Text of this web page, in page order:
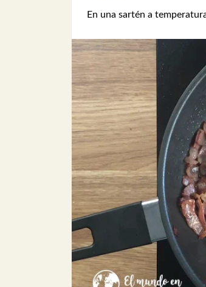
En una sartén a